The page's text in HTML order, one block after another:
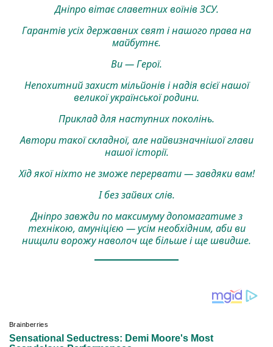
Дніпро вітає славетних воїнів ЗСУ.
Гарантів усіх державних свят і нашого права на
майбутнє.
Ви — Герої.
Непохитний захист мільйонів і надія всієї нашої
великої української родини.
Приклад для наступних поколінь.
Автори такої складної, але найвизначнішої глави
нашої історії.
Хід якої ніхто не зможе перервати — завдяки вам!
І без зайвих слів.
Дніпро завжди по максимуму допомагатиме з
технікою, амуніцією — усім необхідним, аби ви
нищили ворожу наволоч ще більше і ще швидше.